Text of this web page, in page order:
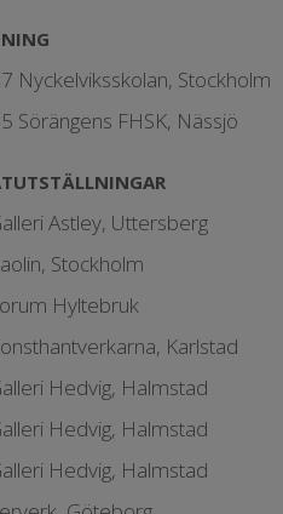
Nyckelviksskolan, Stockholm
Sörängens FHSK, Nässjö
Astley, Uttersberg
Stockholm
Hyltebruk
Karlstad
Hedvig, Halmstad
Hedvig, Halmstad
Hedvig, Halmstad